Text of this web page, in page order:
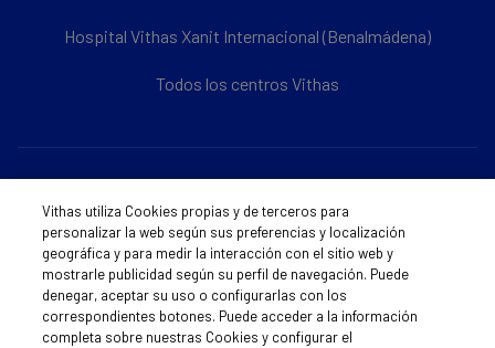
Hospital Vithas Xanit Internacional (Benalmádena)
Todos los centros Vithas
Quiénes somos
Trabajar en Vithas
Teléfono Cita Médica
Vithas utiliza Cookies propias y de terceros para
personalizar la web según sus preferencias y localización
geográfica y para medir la interacción con el sitio web y
mostrarle publicidad según su perfil de navegación. Puede
denegar, aceptar su uso o configurarlas con los
correspondientes botones. Puede acceder a la información
completa sobre nuestras Cookies y configurar el